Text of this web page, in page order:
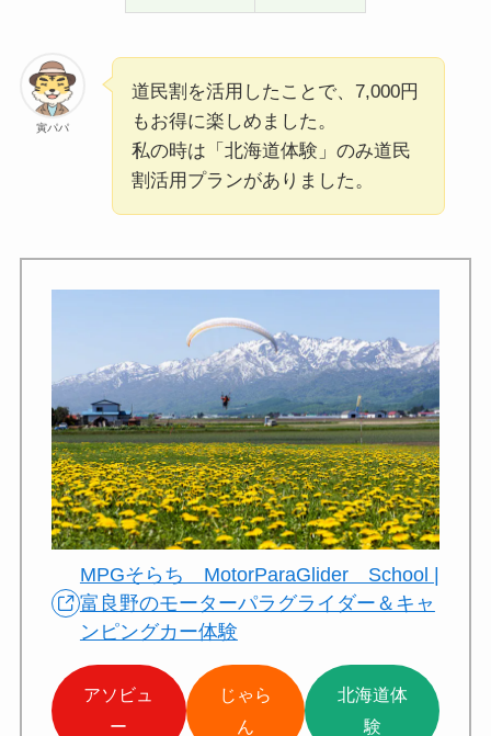
寅パパ
道民割を活用したことで、7,000円
もお得に楽しめました。
私の時は「北海道体験」のみ道民
割活用プランがありました。
MPGそらち MotorParaGlider School |
富良野のモーターパラグライダー＆キャ
ンピングカー体験
アソビュ
ー
じゃら
ん
北海道体
験